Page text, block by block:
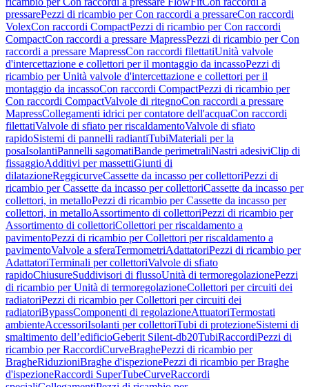
pressarePezzi di ricambio per Con raccordi a pressareCon raccordi
VolexCon raccordi CompactPezzi di ricambio per Con raccordi
CompactCon raccordi a pressare MapressPezzi di ricambio per Con
raccordi a pressare MapressCon raccordi filettatiUnità valvole
d'intercettazione e collettori per il montaggio da incassoPezzi di
ricambio per Unità valvole d'intercettazione e collettori per il
montaggio da incassoCon raccordi CompactPezzi di ricambio per
Con raccordi CompactValvole di ritegnoCon raccordi a pressare
MapressCollegamenti idrici per contatore dell'acquaCon raccordi
filettatiValvole di sfiato per riscaldamentoValvole di sfiato
rapidoSistemi di pannelli radiantiTubiMateriali per la
posaIsolantiPannelli sagomatiBande perimetraliNastri adesiviClip di
fissaggioAdditivi per massettiGiunti di
dilatazioneReggicurveCassette da incasso per collettoriPezzi di
ricambio per Cassette da incasso per collettoriCassette da incasso per
collettori, in metalloPezzi di ricambio per Cassette da incasso per
collettori, in metalloAssortimento di collettoriPezzi di ricambio per
Assortimento di collettoriCollettori per riscaldamento a
pavimentoPezzi di ricambio per Collettori per riscaldamento a
pavimentoValvole a sferaTermometriAdattatoriPezzi di ricambio per
AdattatoriTerminali per collettoriValvole di sfiato
rapidoChiusureSuddivisori di flussoUnità di termoregolazionePezzi
di ricambio per Unità di termoregolazioneCollettori per circuiti dei
radiatoriPezzi di ricambio per Collettori per circuiti dei
radiatoriBypassComponenti di regolazioneAttuatoriTermostati
ambienteAccessoriIsolanti per collettoriTubi di protezioneSistemi di
smaltimento dell’edificioGeberit Silent-db20TubiRaccordiPezzi di
ricambio per RaccordiCurveBraghePezzi di ricambio per
BragheRiduzioniBraghe d'ispezionePezzi di ricambio per Braghe
d'ispezioneRaccordi SuperTubeCurveRaccordi